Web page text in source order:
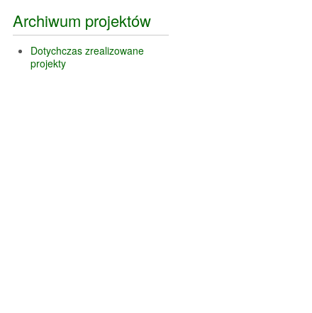
Archiwum projektów
Dotychczas zrealizowane
projekty